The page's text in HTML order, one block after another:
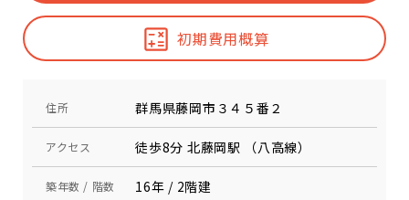
初期費用概算
住所 群馬県藤岡市３４５番２
アクセス 徒歩8分 北藤岡駅 （八高線）
築年数 / 階数 16年 / 2階建